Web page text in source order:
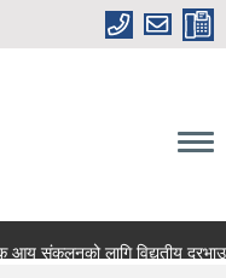
संकलनको लागि विद्युतीय